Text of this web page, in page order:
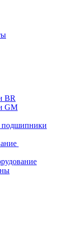
BR
GM
подшипники